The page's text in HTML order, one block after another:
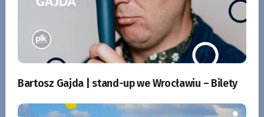
Bartosz Gajda | stand-up we Wrocławiu – Bilety